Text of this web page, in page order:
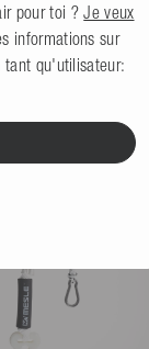
pour toi ?Je veux
informations sur
tant qu'utilisateur: